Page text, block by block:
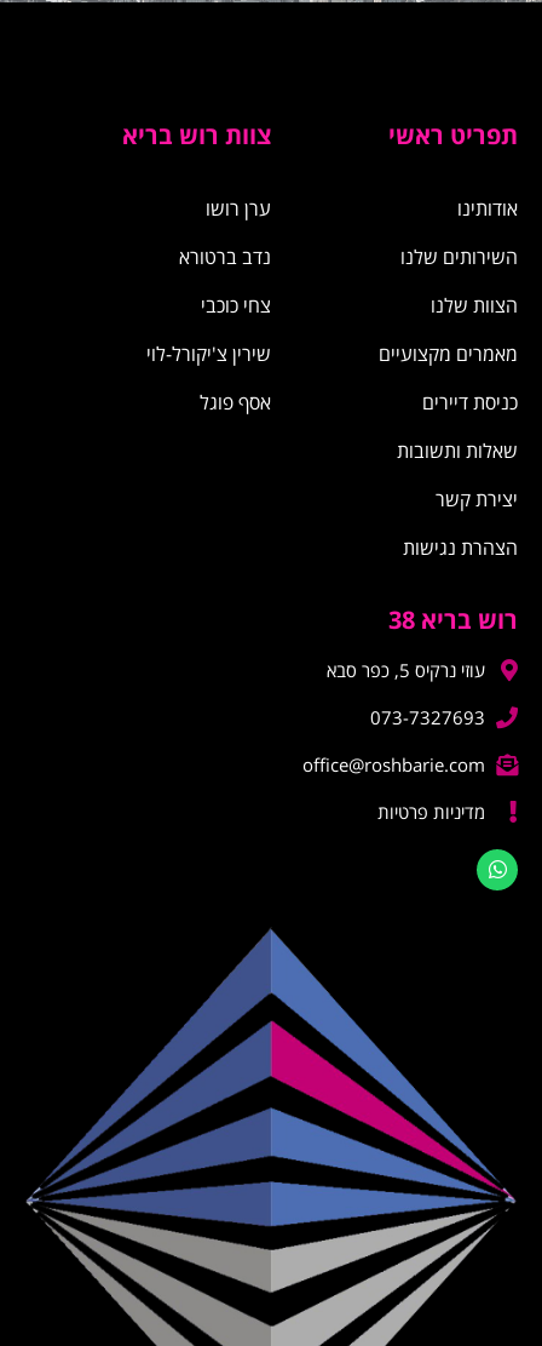
תפריט ראשי
אודותינו
השירותים שלנו
הצוות שלנו
מאמרים מקצועיים
כניסת דיירים
שאלות ותשובות
יצירת קשר
הצהרת נגישות
צוות רוש בריא
​ערן רושו
נדב ברטורא
צחי כוכבי
שירין צ'יקורל-לוי
אסף פוגל
רוש בריא 38
עוזי נרקיס 5, כפר סבא
073-7327693
office@roshbarie.com
מדיניות פרטיות